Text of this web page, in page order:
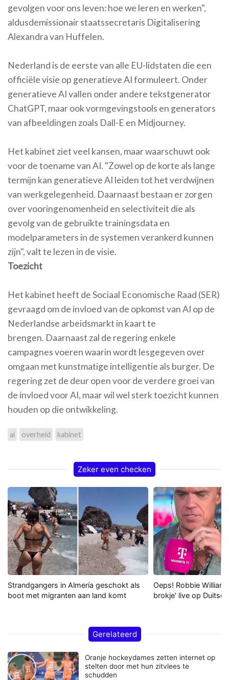
gevolgen voor ons leven: hoe we leren en werken",
aldusdemissionair staatssecretaris Digitalisering
Alexandra van Huffelen.
Nederland is de eerste van alle EU-lidstaten die een
officiële visie op generatieve AI formuleert. Onder
generatieve AI vallen onder andere tekstgenerator
ChatGPT, maar ook vormgevingstools en generators
van afbeeldingen zoals Dall-E en Midjourney.
Het kabinet ziet veel kansen, maar waarschuwt ook
voor de toename van AI. "Zowel op de korte als lange
termijn kan generatieve AI leiden tot het verdwijnen
van werkgelegenheid. Daarnaast bestaan er zorgen
over vooringenomenheid en selectiviteit die als
gevolg van de gebruikte trainingsdata en
modelparameters in de systemen verankerd kunnen
zijn", valt te lezen in de visie.
Toezicht
Het kabinet heeft de Sociaal Economische Raad (SER)
gevraagd om de invloed van de opkomst van AI op de
Nederlandse arbeidsmarkt in kaart te
brengen. Daarnaast zal de regering enkele
campagnes voeren waarin wordt lesgegeven over
omgaan met kunstmatige intelligentie als burger. De
regering zet de deur open voor de verdere groei van
de invloed voor AI, maar wil wel sterk toezicht kunnen
houden op die ontwikkeling.
ai overheid kabinet
Zeker even checken
Strandgangers in Almería geschokt als
boot met migranten aan land komt
Oeps! Robbie
brokje' live op Duitse
Gerelateerd
Oranje hockeydames zetten internet op
stelten door met hun zitvlees te
schudden